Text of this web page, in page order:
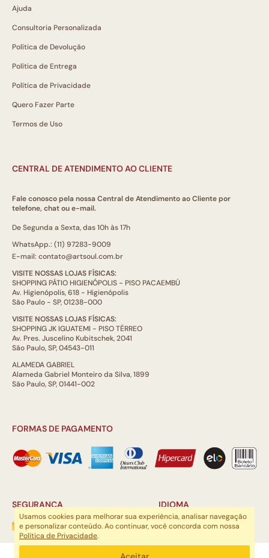
Ajuda
Consultoria Personalizada
Política de Devolução
Política de Entrega
Política de Privacidade
Quero Fazer Parte
Termos de Uso
CENTRAL DE ATENDIMENTO AO CLIENTE
Fale conosco pela nossa Central de Atendimento ao Cliente por
telefone, chat ou e-mail.
De Segunda a Sexta, das 10h às 17h
WhatsApp.: (11) 97283-9009
E-mail: contato@artsoul.com.br
VISITE NOSSAS LOJAS FÍSICAS:
SHOPPING PÁTIO HIGIENÓPOLIS - PISO PACAEMBÚ
Av. Higienópolis, 618 - Higienópolis
São Paulo - SP, 01238-000
VISITE NOSSAS LOJAS FÍSICAS:
SHOPPING JK IGUATEMI - PISO TÉRREO
Av. Pres. Juscelino Kubitschek, 2041
São Paulo, SP, 04543-011
ALAMEDA GABRIEL
Alameda Gabriel Monteiro da Silva, 1899
São Paulo, SP, 01441-002
FORMAS DE PAGAMENTO
SEGURANÇA IDIOMA
ARTSOUL COMUNICAÇÃO DIGITAL LTDA | CNPJ: 29.752.781/0001-52
Usamos cookies para melhorar sua experiência, analisar navegação
e personalizar conteúdo. Ao continuar, você concorda com nossa
Política de Privacidade.